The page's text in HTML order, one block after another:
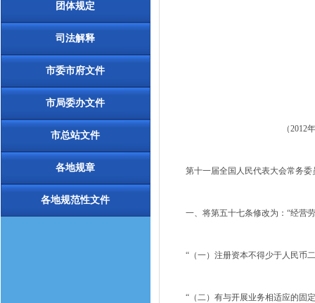
团体规定
司法解释
市委市府文件
市局委办文件
市总站文件
各地规章
各地规范性文件
（
第十一届全国人民代表大会常务委
一、将第五十七条修改为：“经营
“（一）注册资本不得少于人民币
“（二）有与开展业务相适应的固